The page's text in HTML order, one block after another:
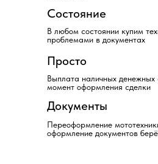
Просто
Выплата наличных денежных
момент оформления сделки
Состояние
В любом состоянии купим
проблемами в документах
Документы
Переоформление
оформление документов
Квадроциклы